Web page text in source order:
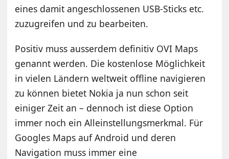
eines damit angeschlossenen USB-Sticks etc.
zuzugreifen und zu bearbeiten.
Positiv muss ausserdem definitiv OVI Maps
genannt werden. Die kostenlose Möglichkeit
in vielen Ländern weltweit offline navigieren
zu können bietet Nokia ja nun schon seit
einiger Zeit an – dennoch ist diese Option
immer noch ein Alleinstellungsmerkmal. Für
Googles Maps auf Android und deren
Navigation muss immer eine